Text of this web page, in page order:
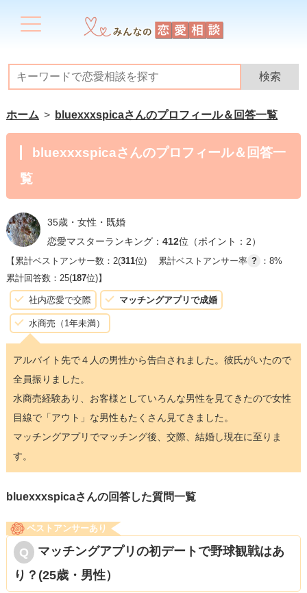
ホーム bluexxxspicaさんのプロフィール＆回答一覧
bluexxxspicaさんのプロフィール＆回答一
覧
35歳・女性・既婚
恋愛マスターランキング： 412位（ポイント：2）
【累計ベストアンサー数：2(311位) 累計ベストアンサー率 ?
：8%
累計回答数：25(187位)】
社内恋愛で交際 マッチングアプリで成婚
水商売（1年未満）
アルバイト先で４人の男性から告白されました。彼氏がいたので
全員振りました。
水商売経験あり、お客様としていろんな男性を見てきたので女性
目線で「アウト」な男性もたくさん見てきました。
マッチングアプリでマッチング後、交際、結婚し現在に至りま
す。
bluexxxspicaさんの回答した質問一覧
ベストアンサーあり
マッチングアプリの初デートで野球観戦はあ
り？(25歳・男性）